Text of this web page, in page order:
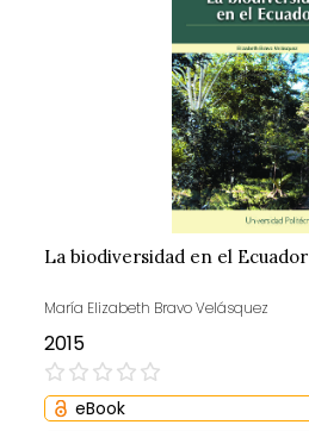
La biodiversidad en el Ecuador
María Elizabeth Bravo Velásquez
2015
0%
eBook